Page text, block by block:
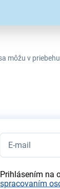
môžu v
Prihlásením na
spracovaním